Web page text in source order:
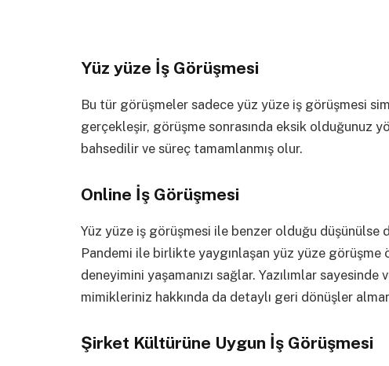
Yüz yüze İş Görüşmesi
Bu tür görüşmeler sadece yüz yüze iş görüşmesi
gerçekleşir, görüşme sonrasında eksik olduğunuz
bahsedilir ve süreç tamamlanmış olur.
Online İş Görüşmesi
Yüz yüze iş görüşmesi ile benzer olduğu
Pandemi ile birlikte yaygınlaşan yüz yüze
deneyimini yaşamanızı sağlar. Yazılımlar sayesinde
mimikleriniz hakkında da detaylı geri dönüşler
Şirket Kültürüne Uygun İş Görüşmesi